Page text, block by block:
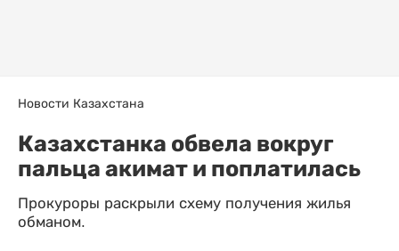
Новости Казахстана
Казахстанка обвела вокруг
пальца акимат и поплатилась
Прокуроры раскрыли схему получения жилья
обманом.